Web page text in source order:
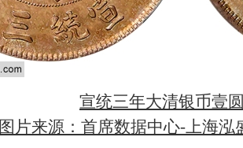
宣统三年大清银币壹
图片来源：首席数据中心-上海泓